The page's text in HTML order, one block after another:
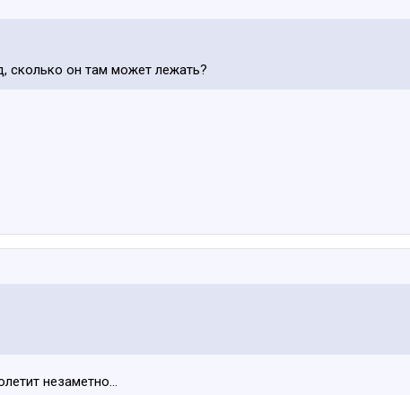
сколько он там может лежать?
незаметно…